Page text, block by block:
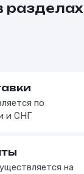
разделах
по
и СНГ
на